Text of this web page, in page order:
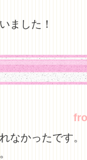
ました！
なかったです。